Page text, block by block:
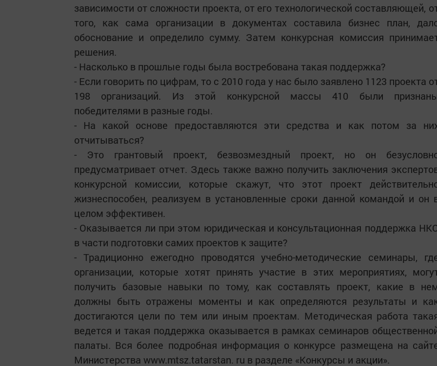
зависимости от сложности проекта, от его технологической составляющей,
того, как сама организации в документах составила бизнес план,
обоснование и определило сумму. Затем конкурсная комиссия
решения.
- Насколько в прошлые годы была востребована такая поддержка?
- Если говорить по цифрам, то с 2010 года у нас было заявлено 1123 проекта
198 организаций. Из этой конкурсной массы 410 были
победителями в разные годы.
- На какой основе предоставляются эти средства и как потом за
отчитываться?
- Это грантовый проект, безвозмездный проект, но он
предусматривает отчет. Здесь также важно получить заключения
конкурсной комиссии, которые скажут, что этот проект
жизнеспособен, реализуем в установленные сроки данной командой и он
целом эффективен.
- Оказывается ли при этом юридическая и консультационная поддержка
в части подготовки самих проектов к защите?
- Традиционно ежегодно проводятся учебно-методические семинары,
организации, которые хотят принять участие в этих мероприятиях,
получить базовые навыки по тому, как составлять проект, какие в
должны быть отражены моменты и как определяются результаты и
достигаются цели по тем или иным проектам. Методическая работа
ведется и такая поддержка оказывается в рамках семинаров
палаты. Вся более подробная информация о конкурсе размещена на
Министерства www.mtsz.tatarstan. ru в разделе «Конкурсы и акции».